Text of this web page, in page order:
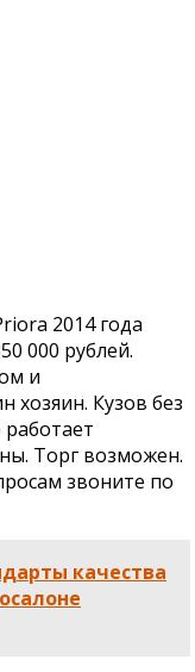
2014 года
000 рублей.
и
хозяин. Кузов без
Торг возможен.
звоните по
качества